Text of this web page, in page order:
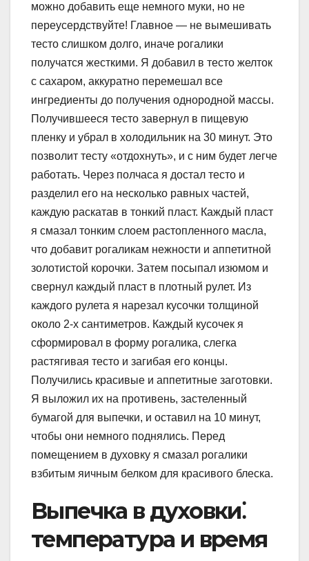
можно добавить еще немного муки, но не
переусердствуйте! Главное ― не вымешивать
тесто слишком долго, иначе рогалики
получатся жесткими. Я добавил в тесто желток
с сахаром, аккуратно перемешал все
ингредиенты до получения однородной массы.
Получившееся тесто завернул в пищевую
пленку и убрал в холодильник на 30 минут. Это
позволит тесту «отдохнуть», и с ним будет легче
работать. Через полчаса я достал тесто и
разделил его на несколько равных частей,
каждую раскатав в тонкий пласт. Каждый пласт
я смазал тонким слоем растопленного масла,
что добавит рогаликам нежности и аппетитной
золотистой корочки. Затем посыпал изюмом и
свернул каждый пласт в плотный рулет. Из
каждого рулета я нарезал кусочки толщиной
около 2-х сантиметров. Каждый кусочек я
сформировал в форму рогалика, слегка
растягивая тесто и загибая его концы.
Получились красивые и аппетитные заготовки.
Я выложил их на противень, застеленный
бумагой для выпечки, и оставил на 10 минут,
чтобы они немного поднялись. Перед
помещением в духовку я смазал рогалики
взбитым яичным белком для красивого блеска.
Выпечка в духовки⁚
температура и время